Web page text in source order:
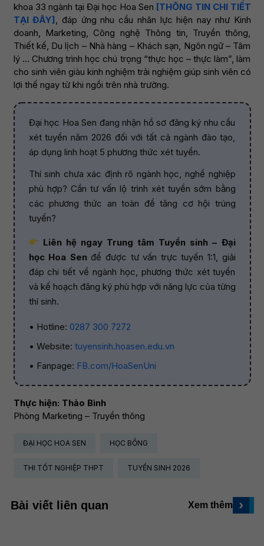
khoa 33 ngành tại Đại học Hoa Sen [THÔNG TIN CHI TIẾT
TẠI ĐÂY], đáp ứng nhu cầu nhân lực hiện nay như Kinh
doanh, Marketing, Công nghệ Thông tin, Truyền thông,
Thiết kế, Du lịch – Nhà hàng – Khách sạn, Ngôn ngữ – Tâm
lý … Chương trình học chú trọng “thực học – thực làm”, làm
cho sinh viên giàu kinh nghiệm trải nghiệm giúp sinh viên có
lợi thế ngay từ khi ngồi trên nhà trường.
Đại học Hoa Sen đang nhận hồ sơ đăng ký nhu cầu
xét tuyển năm 2026 đối với tất cả ngành đào tạo,
áp dụng linh hoạt 5 phương thức xét tuyển.
Thí sinh chưa xác định rõ ngành học, nghề nghiệp
phù hợp? Cần tư vấn lộ trình xét tuyển sớm bằng
các phương thức an toàn để tăng cơ hội trúng
tuyển?
Liên hệ ngay Trung tâm Tuyển sinh – Đại
học Hoa Sen để được tư vấn trực tuyến 1:1, giải
đáp chi tiết về ngành học, phương thức xét tuyển
và kế hoạch đăng ký phù hợp với năng lực của từng
thí sinh.
• Hotline: 0287 300 7272
• Website: tuyensinh.hoasen.edu.vn
• Fanpage: FB.com/HoaSenUni
Thực hiện: Thảo Bình
Phòng Marketing – Truyền thông
ĐẠI HỌC HOA SEN HỌC BỔNG
THI TỐT NGHIỆP THPT TUYỂN SINH 2026
Bài viết liên quan Xem thêm ›